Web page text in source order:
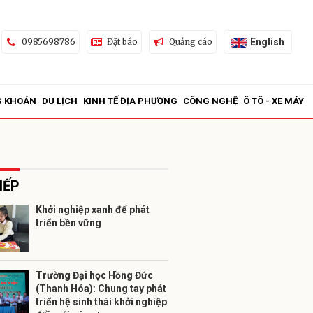
0985698786 Đặt báo Quảng cáo English
KHOÁN DU LỊCH KINH TẾ ĐỊA PHƯƠNG CÔNG NGHỆ Ô TÔ - XE MÁY
Khởi nghiệp xanh để phát
triển bền vững
Trường Đại học Hồng Đức
(Thanh Hóa): Chung tay phát
triển hệ sinh thái khởi nghiệp